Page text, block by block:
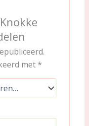
met *